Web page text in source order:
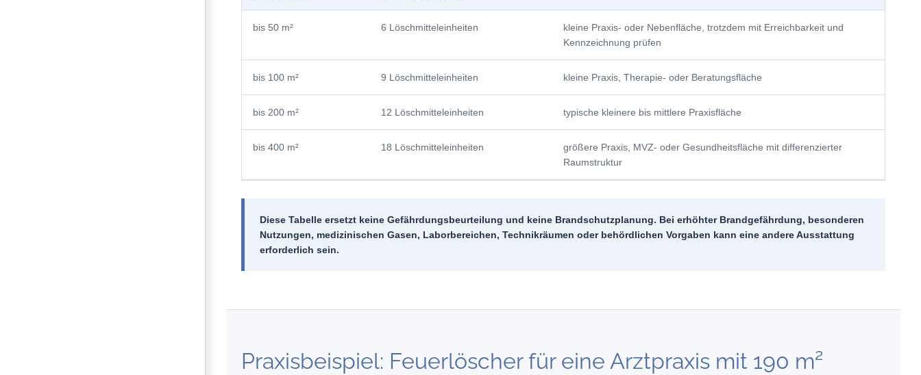
bis 50 m² 6 Löschmitteleinheiten
kleine Praxis- oder Nebenfläche, trotzdem mit Erreichbarkeit und
Kennzeichnung prüfen
bis 100 m² 9 Löschmitteleinheiten kleine Praxis, Therapie- oder Beratungsfläche
bis 200 m² 12 Löschmitteleinheiten typische kleinere bis mittlere Praxisfläche
bis 400 m² 18 Löschmitteleinheiten
größere Praxis, MVZ- oder Gesundheitsfläche mit differenzierter
Raumstruktur
Diese Tabelle ersetzt keine Gefährdungsbeurteilung und keine Brandschutzplanung. Bei erhöhter Brandgefährdung, besonderen
Nutzungen, medizinischen Gasen, Laborbereichen, Technikräumen oder behördlichen Vorgaben kann eine andere Ausstattung
erforderlich sein.
Praxisbeispiel: Feuerlöscher für eine Arztpraxis mit 190 m²